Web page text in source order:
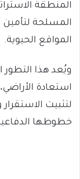
المنطقة
المسلحة لتأمين
المواقع الحيوية.
ويُعد هذا
استعادة
لتثبيت
خطوطها